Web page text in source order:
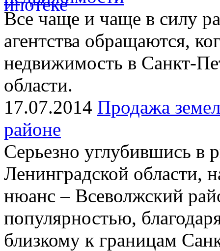
Все чаще и чаще в силу
агентства обращаются,
недвижимость в Санкт-
области.
17.07.2014 Продажа
районе
Серьезно углубившись
Ленинградской области,
нюанс – Всеволжский
популярностью,
близкому к границам